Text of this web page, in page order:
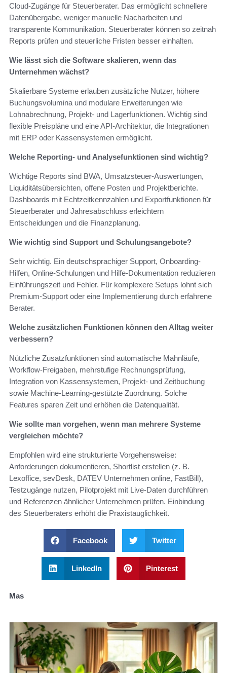
Cloud-Zugänge für Steuerberater. Das ermöglicht schnellere
Datenübergabe, weniger manuelle Nacharbeiten und
transparente Kommunikation. Steuerberater können so zeitnah
Reports prüfen und steuerliche Fristen besser einhalten.
Wie lässt sich die Software skalieren, wenn das
Unternehmen wächst?
Skalierbare Systeme erlauben zusätzliche Nutzer, höhere
Buchungsvolumina und modulare Erweiterungen wie
Lohnabrechnung, Projekt- und Lagerfunktionen. Wichtig sind
flexible Preispläne und eine API-Architektur, die Integrationen
mit ERP oder Kassensystemen ermöglicht.
Welche Reporting- und Analysefunktionen sind wichtig?
Wichtige Reports sind BWA, Umsatzsteuer-Auswertungen,
Liquiditätsübersichten, offene Posten und Projektberichte.
Dashboards mit Echtzeitkennzahlen und Exportfunktionen für
Steuerberater und Jahresabschluss erleichtern
Entscheidungen und die Finanzplanung.
Wie wichtig sind Support und Schulungsangebote?
Sehr wichtig. Ein deutschsprachiger Support, Onboarding-
Hilfen, Online-Schulungen und Hilfe-Dokumentation reduzieren
Einführungszeit und Fehler. Für komplexere Setups lohnt sich
Premium-Support oder eine Implementierung durch erfahrene
Berater.
Welche zusätzlichen Funktionen können den Alltag weiter
verbessern?
Nützliche Zusatzfunktionen sind automatische Mahnläufe,
Workflow-Freigaben, mehrstufige Rechnungsprüfung,
Integration von Kassensystemen, Projekt- und Zeitbuchung
sowie Machine-Learning-gestützte Zuordnung. Solche
Features sparen Zeit und erhöhen die Datenqualität.
Wie sollte man vorgehen, wenn man mehrere Systeme
vergleichen möchte?
Empfohlen wird eine strukturierte Vorgehensweise:
Anforderungen dokumentieren, Shortlist erstellen (z. B.
Lexoffice, sevDesk, DATEV Unternehmen online, FastBill),
Testzugänge nutzen, Pilotprojekt mit Live-Daten durchführen
und Referenzen ähnlicher Unternehmen prüfen. Einbindung
des Steuerberaters erhöht die Praxistauglichkeit.
Facebook Twitter
LinkedIn Pinterest
Mas